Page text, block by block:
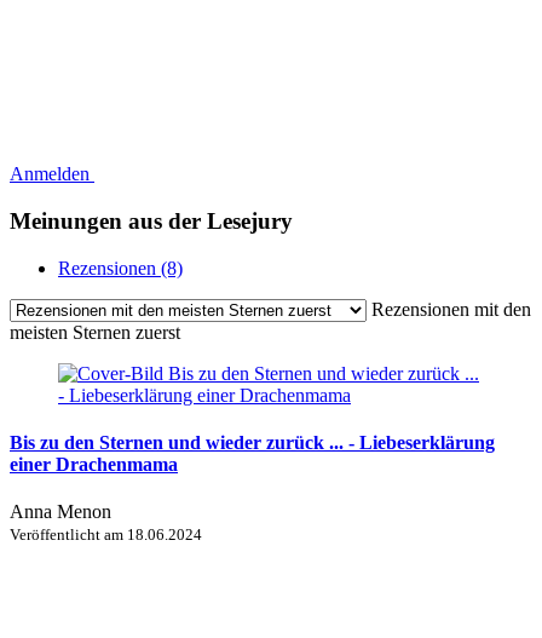
Anmelden
Meinungen aus der Lesejury
Rezensionen (8)
Rezensionen mit den
meisten Sternen zuerst
Bis zu den Sternen und wieder zurück ... - Liebeserklärung
einer Drachenmama
Anna Menon
Veröffentlicht am 18.06.2024